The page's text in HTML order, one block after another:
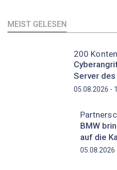
MEIST GELESEN
200
Server
05.08.2026 -
BMW
auf die
05.08.2026